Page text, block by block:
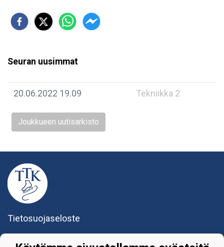
Seuran uusimmat
20.06.2022 19.09 Tekniikka 2
Joukkueen uutisarkisto
Tietosuojaseloste